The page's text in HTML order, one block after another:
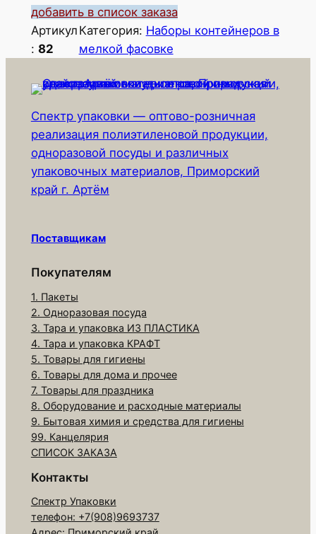
о
л
и
е
т
в
о
т
о
р
а
о
н
т
е
й
н
е
р
1
0
0
м
добавить в список заказа
Артикул
: 82
Категория: Наборы контейнеров в
мелкой фасовке
Спектр упаковки — оптово-розничная
реализация полиэтиленовой продукции,
одноразовой посуды и различных
упаковочных материалов, Приморский
край г. Артём
Поставщикам
Покупателям
1. Пакеты
2. Одноразовая посуда
3. Тара и упаковка ИЗ ПЛАСТИКА
4. Тара и упаковка КРАФТ
5. Товары для гигиены
6. Товары для дома и прочее
7. Товары для праздника
8. Оборудование и расходные материалы
9. Бытовая химия и средства для гигиены
99. Канцелярия
СПИСОК ЗАКАЗА
Контакты
Спектр Упаковки
телефон: +7(908)9693737